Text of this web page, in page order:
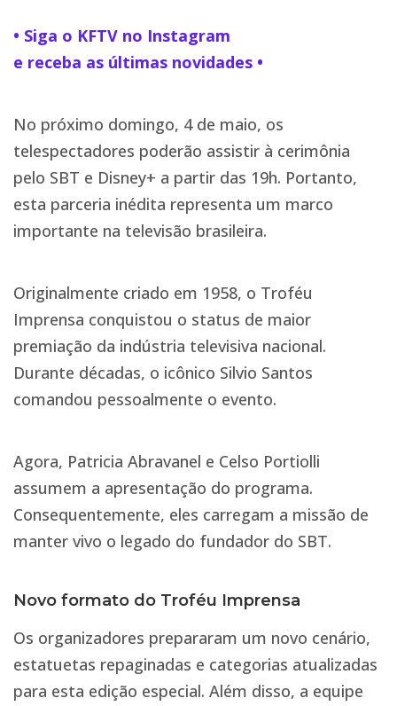
• Siga o KFTV no Instagram
e receba as últimas novidades •
No próximo domingo, 4 de maio, os
telespectadores poderão assistir à cerimônia
pelo SBT e Disney+ a partir das 19h. Portanto,
esta parceria inédita representa um marco
importante na televisão brasileira.
Originalmente criado em 1958, o Troféu
Imprensa conquistou o status de maior
premiação da indústria televisiva nacional.
Durante décadas, o icônico Silvio Santos
comandou pessoalmente o evento.
Agora, Patricia Abravanel e Celso Portiolli
assumem a apresentação do programa.
Consequentemente, eles carregam a missão de
manter vivo o legado do fundador do SBT.
Novo formato do Troféu Imprensa
Os organizadores prepararam um novo cenário,
estatuetas repaginadas e categorias atualizadas
para esta edição especial. Além disso, a equipe